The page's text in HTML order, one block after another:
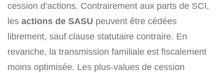
cession d’actions. Contrairement aux parts de SCI,
les actions de SASU peuvent être cédées
librement, sauf clause statutaire contraire. En
revanche, la transmission familiale est fiscalement
moins optimisée. Les plus-values de cession